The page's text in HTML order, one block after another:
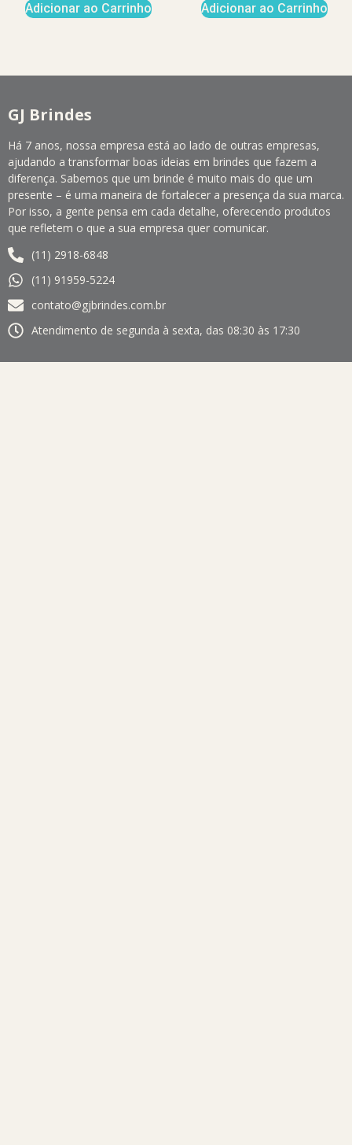
Adicionar ao Carrinho Adicionar ao Carrinho
GJ Brindes
Há 7 anos, nossa empresa está ao lado de outras empresas,
ajudando a transformar boas ideias em brindes que fazem a
diferença. Sabemos que um brinde é muito mais do que um
presente – é uma maneira de fortalecer a presença da sua marca.
Por isso, a gente pensa em cada detalhe, oferecendo produtos
que refletem o que a sua empresa quer comunicar.
(11) 2918-6848
(11) 91959-5224
contato@gjbrindes.com.br
Atendimento de segunda à sexta, das 08:30 às 17:30